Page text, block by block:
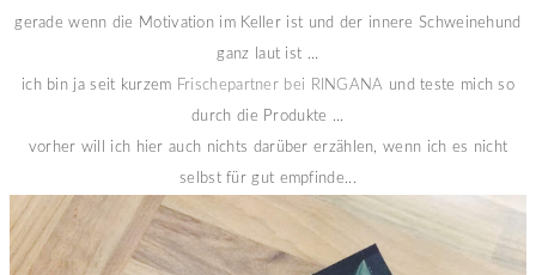
gerade wenn die Motivation im Keller ist und der innere Schweinehund
ganz laut ist ...
ich bin ja seit kurzem Frischepartner bei RINGANA und teste mich so
durch die Produkte ...
vorher will ich hier auch nichts darüber erzählen, wenn ich es nicht
selbst für gut empfinde...